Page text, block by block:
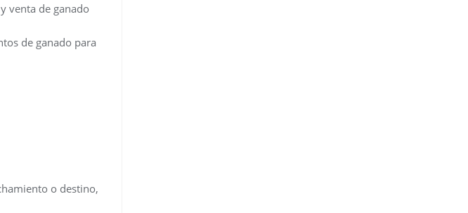
venta de ganado
de ganado para
o destino,